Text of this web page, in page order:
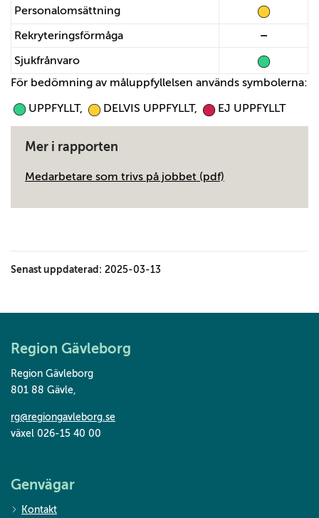
Personalomsättning
Rekryteringsförmåga
–
Sjukfrånvaro
För bedömning av måluppfyllelsen används symbolerna:
UPPFYLLT,
DELVIS UPPFYLLT, EJ UPPFYLLT
Mer i rapporten
Medarbetare som trivs på jobbet (pdf)
Senast uppdaterad: 2025-03-13
Region Gävleborg
Region Gävleborg
801 88 Gävle,
rg@regiongavleborg.se
växel 026-15 40 00
Genvägar
Kontakt